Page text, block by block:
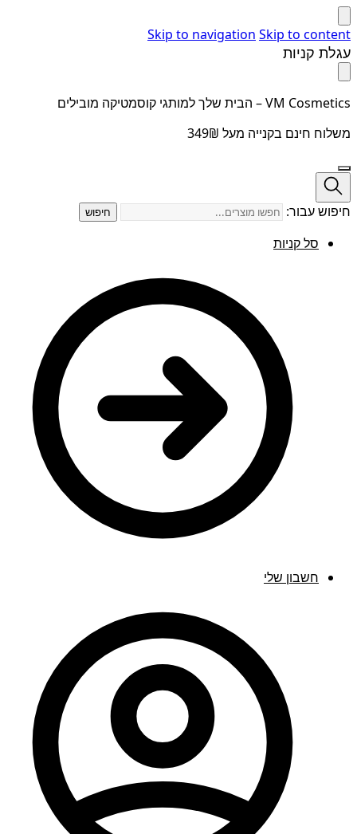
Skip to navigation Skip to content
עגלת קניות
VM Cosmetics – הבית שלך למותגי קוסמטיקה מובילים
משלוח חינם בקנייה מעל 349₪
חיפוש עבור: חיפוש
סל קניות
חשבון שלי